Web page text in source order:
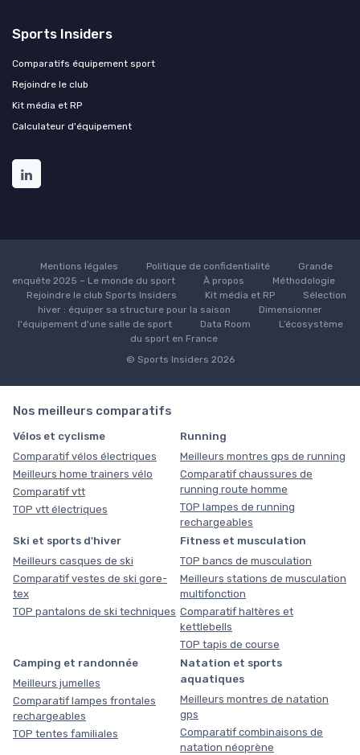
Sports Insiders
Comparatifs équipement sport
Rejoindre le club
Kit média et RP
Calculateur d'équipement
Mentions légales Politique de confidentialité
Grande
enquête 2025 – Le monde du sport
À propos
Méthodologie
Rejoindre le club Sports Insiders
Kit média et RP
Sélection
hiver : équiper sa structure pour la saison
Dimensionner
l'équipement d'une salle de sport
Data Room
L’écosystème
du sport en France
© Sports Insiders 2026
Nos meilleurs comparatifs
Vélos et cyclisme
Comparatif vélos électriques
Meilleurs home trainers vélo
Comparatif vtt
TOP vtt électriques
Running
Meilleurs montres gps de running
Comparatif chaussures de
running route homme
TOP lampes de running
rechargeables
Ski et sports d'hiver
Meilleurs casques de ski
Comparatif vestes de ski gore-
tex
TOP pantalons de ski techniques
Fitness et musculation
TOP bancs de musculation
Meilleurs stations de musculation
multifonction
Comparatif haltères et
kettlebells
TOP tapis de course
Camping et randonnée
Meilleurs jumelles
Comparatif lampes frontales
rechargeables
TOP tentes familiales
Natation et sports
aquatiques
Meilleurs montres de natation
gps
Comparatif combinaisons de
natation néoprène